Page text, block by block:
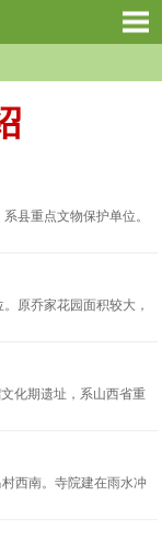
县重点文物保护单位。
原乔家花园面积较大，
化期遗址，系山西省重
西南。寺院建在雨水冲